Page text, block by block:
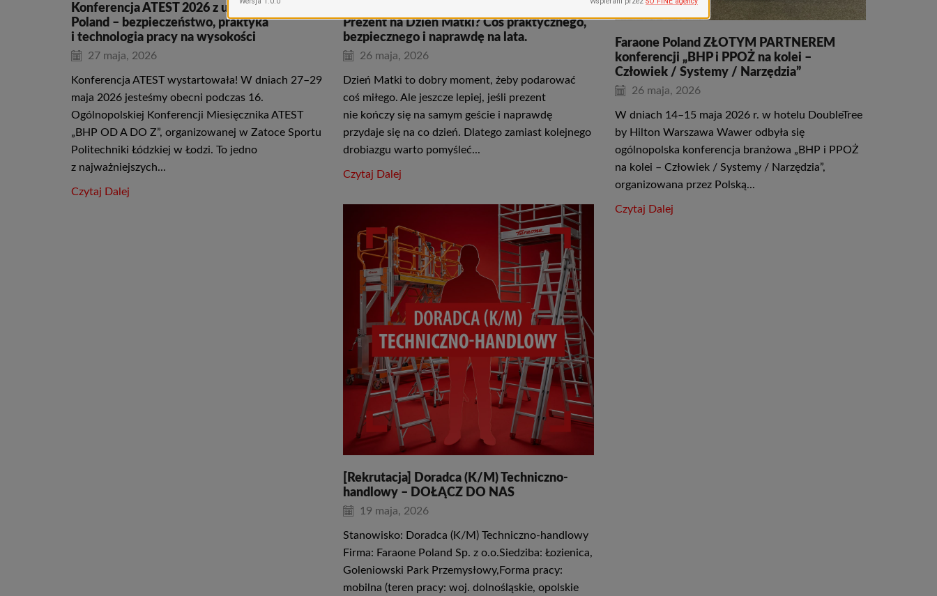
Konferencja ATEST 2026 z udziałem Faraone
Poland – bezpieczeństwo, praktyka
i technologia pracy na wysokości
27 maja, 2026
Konferencja ATEST wystartowała! W dniach 27–29
maja 2026 jesteśmy obecni podczas 16.
Ogólnopolskiej Konferencji Miesięcznika ATEST
„BHP OD A DO Z”, organizowanej w Zatoce Sportu
Politechniki Łódzkiej w Łodzi. To jedno
z najważniejszych...
Czytaj Dalej
Prezent na Dzień Matki? Coś praktycznego,
bezpiecznego i naprawdę na lata.
26 maja, 2026
Dzień Matki to dobry moment, żeby podarować
coś miłego. Ale jeszcze lepiej, jeśli prezent
nie kończy się na samym geście i naprawdę
przydaje się na co dzień. Dlatego zamiast kolejnego
drobiazgu warto pomyśleć...
Czytaj Dalej
Faraone Poland ZŁOTYM PARTNEREM
konferencji „BHP i PPOŻ na kolei –
Człowiek / Systemy / Narzędzia”
26 maja, 2026
W dniach 14–15 maja 2026 r. w hotelu DoubleTree
by Hilton Warszawa Wawer odbyła się
ogólnopolska konferencja branżowa „BHP i PPOŻ
na kolei – Człowiek / Systemy / Narzędzia”,
organizowana przez Polską...
Czytaj Dalej
[Rekrutacja] Doradca (K/M) Techniczno-
handlowy – DOŁĄCZ DO NAS
19 maja, 2026
Stanowisko: Doradca (K/M) Techniczno-handlowy
Firma: Faraone Poland Sp. z o.o.Siedziba: Łozienica,
Goleniowski Park Przemysłowy,Forma pracy:
mobilna (teren pracy: woj. dolnośląskie, opolskie